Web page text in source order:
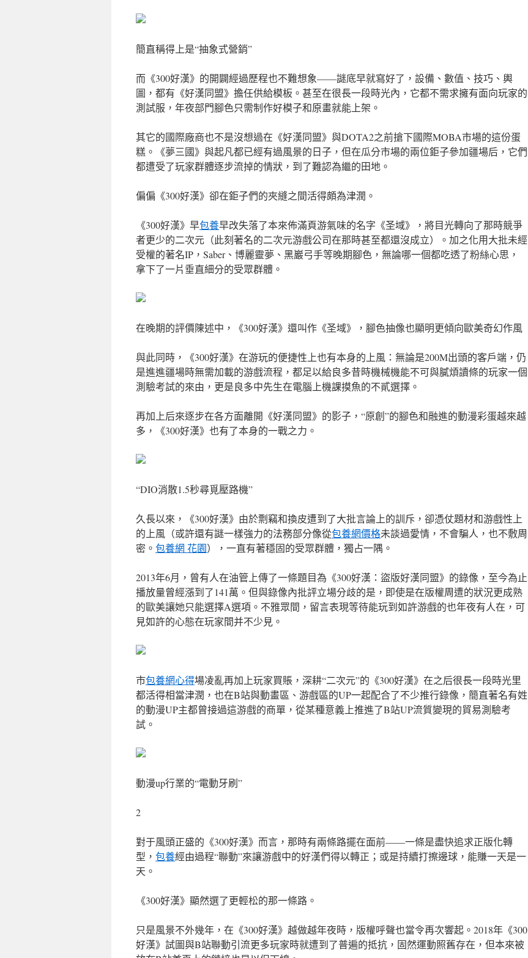
簡直稱得上是“抽象式營銷”
而《300好漢》的開闢經過歷程也不難想象——謎底早就寫好了，設備、數值、技巧、輿
圖，都有《好漢同盟》擔任供給模板。甚至在很長一段時光內，它都不需求擁有面向玩家的
測試服，年夜部門腳色只需制作好模子和原畫就能上架。
其它的國際廠商也不是沒想過在《好漢同盟》與DOTA2之前搶下國際MOBA市場的這份蛋
糕。《夢三國》與起凡都已經有過風景的日子，但在瓜分市場的兩位鉅子參加疆場后，它們
都遭受了玩家群體逐步流掉的情狀，到了難認為繼的田地。
偏偏《300好漢》卻在鉅子們的夾縫之間活得頗為津潤。
《300好漢》早包養早改失落了本來佈滿頁游氣味的名字《圣域》，將目光轉向了那時競爭
者更少的二次元（此刻著名的二次元游戲公司在那時甚至都還沒成立）。加之化用大批未經
受權的著名IP，Saber、博麗靈夢、黑巖弓手等晚期腳色，無論哪一個都吃透了粉絲心思，
拿下了一片垂直細分的受眾群體。
在晚期的評價陳述中，《300好漢》還叫作《圣域》，腳色抽像也顯明更傾向歐美奇幻作風
與此同時，《300好漢》在游玩的便捷性上也有本身的上風：無論是200M出頭的客戶端，仍
是進進疆場時無需加載的游戲流程，都足以給良多昔時機械機能不可與膩煩讀條的玩家一個
測驗考試的來由，更是良多中先生在電腦上機課摸魚的不貳選擇。
再加上后來逐步在各方面離開《好漢同盟》的影子，“原創”的腳色和融進的動漫彩蛋越來越
多，《300好漢》也有了本身的一戰之力。
“DIO消散1.5秒尋覓壓路機”
久長以來，《300好漢》由於剽竊和換皮遭到了大批言論上的訓斥，卻憑仗題材和游戲性上
的上風（或許還有謎一樣強力的法務部分像從包養網價格未談過愛情，不會騙人，也不敷周
密。 包養網 花園），一直有著穩固的受眾群體，獨占一隅。
2013年6月，曾有人在油管上傳了一條題目為《300好漢：盜版好漢同盟》的錄像，至今為止
播放量曾經漲到了141萬。但與錄像內批評立場分歧的是，即使是在版權周遭的狀況更成熟
的歐美讓她只能選擇A選項。不雅眾間，留言表現等待能玩到如許游戲的也年夜有人在，可
見如許的心態在玩家間并不少見。
市包養網心得場凌亂再加上玩家買賬，深耕“二次元”的《300好漢》在之后很長一段時光里
都活得相當津潤，也在B站與動畫區、游戲區的UP一起配合了不少推行錄像，簡直著名有姓
的動漫UP主都曾接過這游戲的商單，從某種意義上推進了B站UP流質變現的貿易測驗考
試。
動漫up行業的“電動牙刷”
2
對于風頭正盛的《300好漢》而言，那時有兩條路擺在面前——一條是盡快追求正版化轉
型， 包養經由過程“聯動”來讓游戲中的好漢們得以轉正；或是持續打擦邊球，能賺一天是一
天。
《300好漢》顯然選了更輕松的那一條路。
只是風景不外幾年，在《300好漢》越做越年夜時，版權呼聲也當令再次響起。2018年《300
好漢》試圖與B站聯動引流更多玩家時就遭到了普遍的抵抗，固然運動照舊存在，但本來被